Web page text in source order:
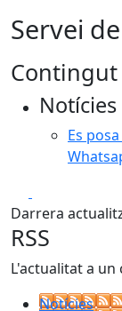
Servei
Notícies
Es
Darrera
RSS
L'actualitat a un
Notícies